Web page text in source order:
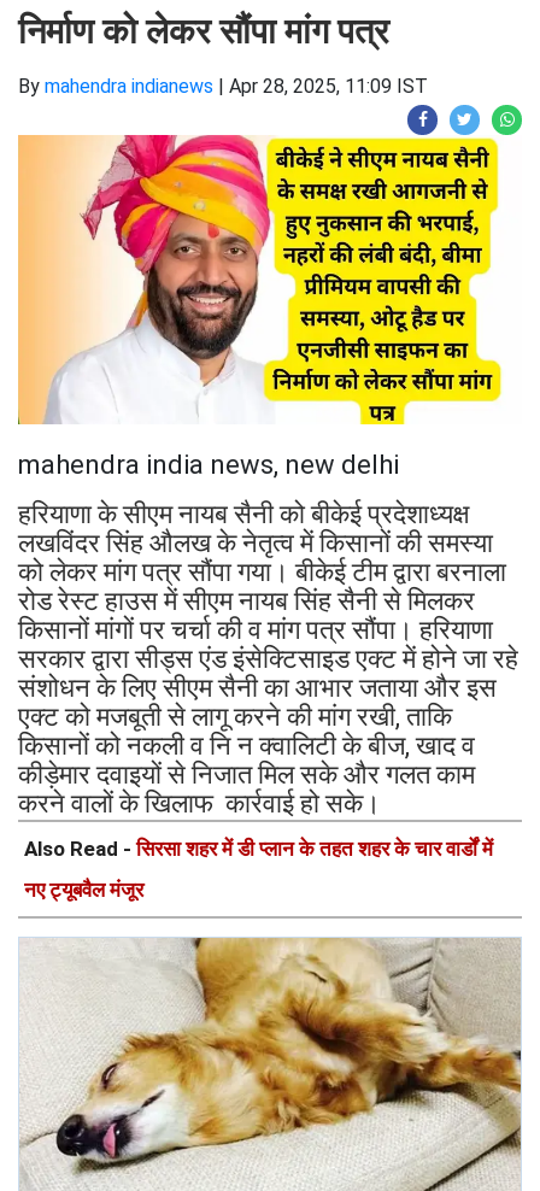
निर्माण को लेकर सौंपा मांग पत्र
By mahendra indianews | Apr 28, 2025, 11:09 IST
mahendra india news, new delhi
हरियाणा के सीएम नायब सैनी को बीकेई प्रदेशाध्यक्ष
लखविंदर सिंह औलख के नेतृत्व में किसानों की समस्या
को लेकर मांग पत्र सौंपा गया। बीकेई टीम द्वारा बरनाला
रोड रेस्ट हाउस में सीएम नायब सिंह सैनी से मिलकर
किसानों मांगों पर चर्चा की व मांग पत्र सौंपा। हरियाणा
सरकार द्वारा सीड्स एंड इंसेक्टिसाइड एक्ट में होने जा रहे
संशोधन के लिए सीएम सैनी का आभार जताया और इस
एक्ट को मजबूती से लागू करने की मांग रखी, ताकि
किसानों को नकली व नि न क्वालिटी के बीज, खाद व
कीड़ेमार दवाइयों से निजात मिल सके और गलत काम
करने वालों के खिलाफ कार्रवाई हो सके।
Also Read -सिरसा शहर में डी प्लान के तहत शहर के चार वार्डों में
नए ट्यूबवैल मंजूर